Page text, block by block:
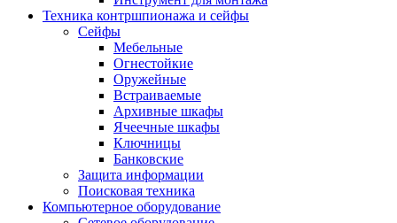
Техника контршпионажа и сейфы
Сейфы
Мебельные
Огнестойкие
Оружейные
Встраиваемые
Архивные шкафы
Ячеечные шкафы
Ключницы
Банковские
Защита информации
Поисковая техника
Компьютерное оборудование